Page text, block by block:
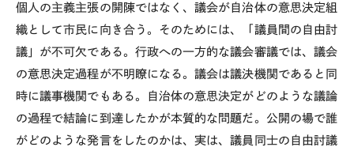
個人の主義主張の開陳ではなく、議会が自治体の意思決定組
織として市民に向き合う。そのためには、「議員間の自由討
議」が不可欠である。行政への一方的な議会審議では、議会
の意思決定過程が不明瞭になる。議会は議決機関であると同
時に議事機関でもある。自治体の意思決定がどのような議論
の過程で結論に到達したかが本質的な問題だ。公開の場で誰
がどのような発言をしたのかは、実は、議員同士の自由討議